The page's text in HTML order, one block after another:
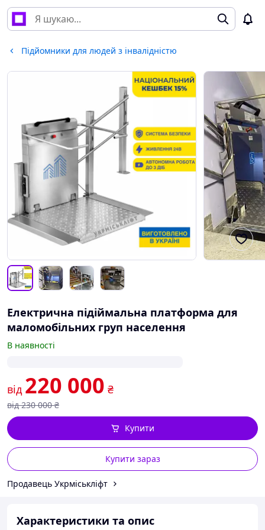
Підйомники для людей з інвалідністю
Електрична підіймальна платформа для
маломобільних груп населення
В наявності
від 220 000 ₴
від 230 000 ₴
Купити зараз
Купити
Продавець Укрміськліфт
Характеристики та опис